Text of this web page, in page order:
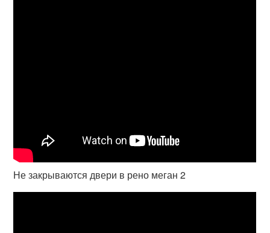
Не закрываются двери в рено меган 2